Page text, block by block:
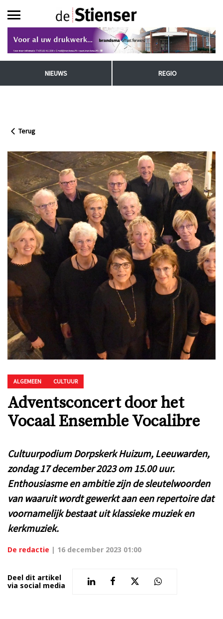
NIEUWS REGIO
Terug
ALGEMEEN CULTUUR
Adventsconcert door het
Vocaal Ensemble Vocalibre
Cultuurpodium Dorpskerk Huizum, Leeuwarden,
zondag 17 december 2023 om 15.00 uur.
Enthousiasme en ambitie zijn de sleutelwoorden
van waaruit wordt gewerkt aan een repertoire dat
voornamelijk bestaat uit klassieke muziek en
kerkmuziek.
De redactie | 16 december 2023 01:00
Deel dit artikel
via social media